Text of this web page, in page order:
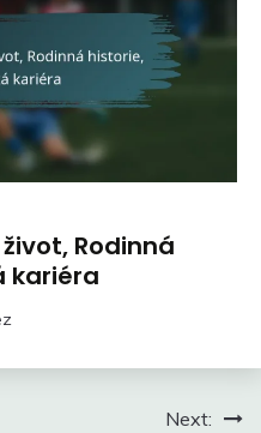
Rodinná
kariéra
Next: